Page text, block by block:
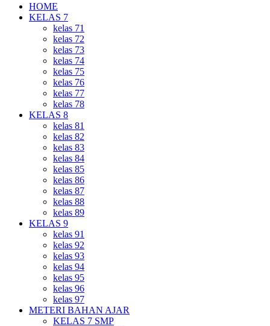
HOME
KELAS 7
kelas 71
kelas 72
kelas 73
kelas 74
kelas 75
kelas 76
kelas 77
kelas 78
KELAS 8
kelas 81
kelas 82
kelas 83
kelas 84
kelas 85
kelas 86
kelas 87
kelas 88
kelas 89
KELAS 9
kelas 91
kelas 92
kelas 93
kelas 94
kelas 95
kelas 96
kelas 97
METERI BAHAN AJAR
KELAS 7 SMP